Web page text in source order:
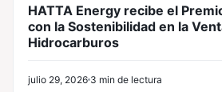
HATTA Energy recibe el
con la Sostenibilidad en la
Hidrocarburos
julio 29, 2026 3 min de lectura